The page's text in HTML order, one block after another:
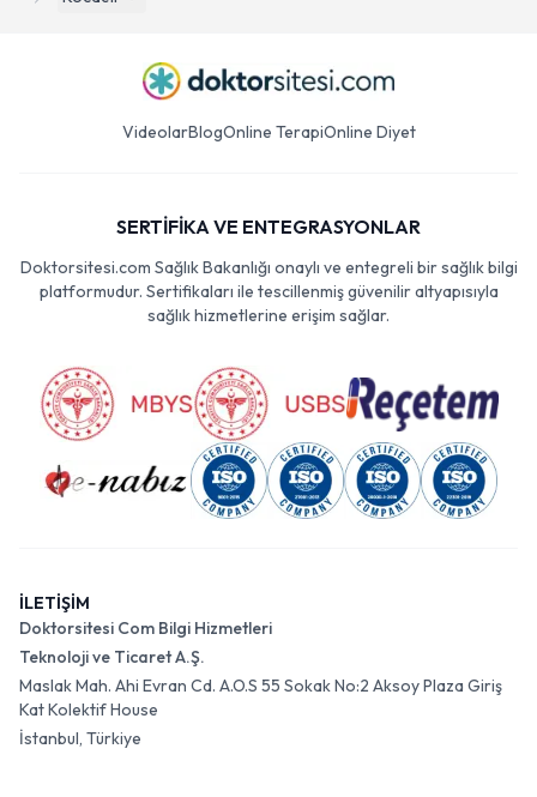
VideolarBlogOnline TerapiOnline Diyet
SERTİFİKA VE ENTEGRASYONLAR
Doktorsitesi.com Sağlık Bakanlığı onaylı ve entegreli bir sağlık bilgi
platformudur. Sertifikaları ile tescillenmiş güvenilir altyapısıyla
sağlık hizmetlerine erişim sağlar.
İLETİŞİM
Doktorsitesi Com Bilgi Hizmetleri
Teknoloji ve Ticaret A.Ş.
Maslak Mah. Ahi Evran Cd. A.O.S 55 Sokak No:2 Aksoy Plaza Giriş
Kat Kolektif House
İstanbul, Türkiye